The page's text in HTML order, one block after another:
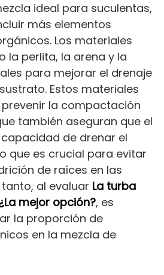
ideal para suculentas,
más elementos
Los materiales
la perlita, la arena y la
para mejorar el drenaje
Estos materiales
la compactación
también aseguran que el
de drenar el
que es crucial para evitar
de raíces en las
al evaluar La turba
mejor opción?, es
la proporción de
en la mezcla de